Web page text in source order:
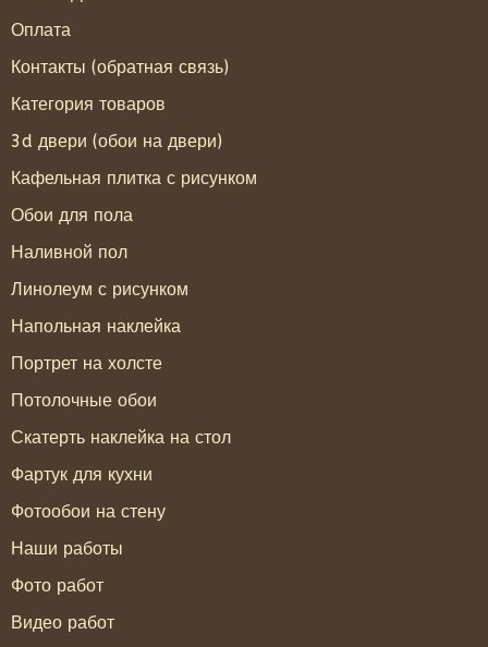
Оплата
Контакты (обратная связь)
Категория товаров
3d двери (обои на двери)
Кафельная плитка с рисунком
Обои для пола
Наливной пол
Линолеум с рисунком
Напольная наклейка
Портрет на холсте
Потолочные обои
Скатерть наклейка на стол
Фартук для кухни
Фотообои на стену
Наши работы
Фото работ
Видео работ